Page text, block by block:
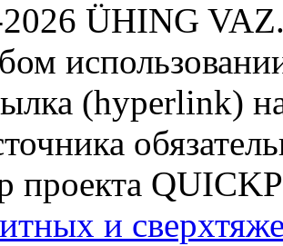
ÜHING
(hyperlink)
проекта
и